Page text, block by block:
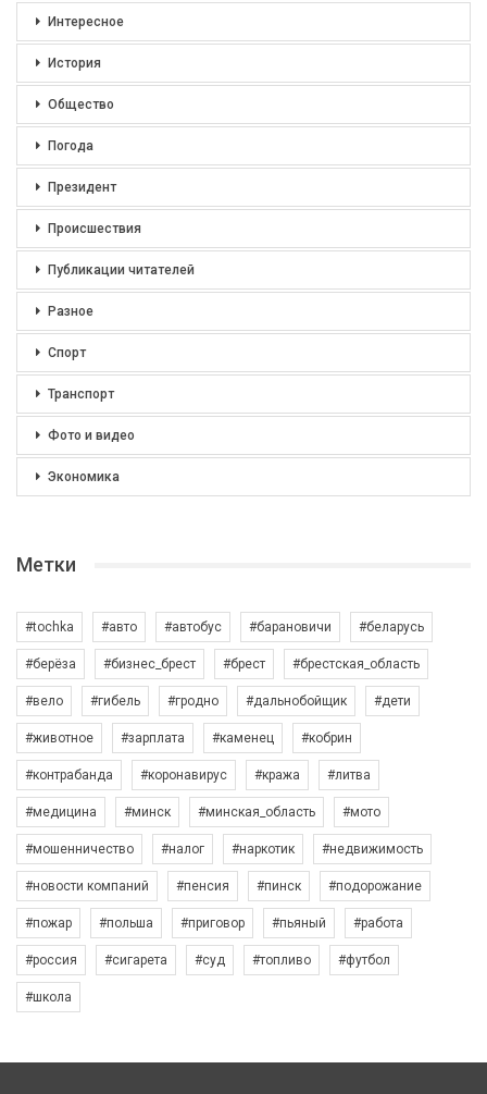
Интересное
История
Общество
Погода
Президент
Происшествия
Публикации читателей
Разное
Спорт
Транспорт
Фото и видео
Экономика
Метки
#tochka #авто #автобус #барановичи #беларусь
#берёза #бизнес_брест #брест #брестская_область
#вело #гибель #гродно #дальнобойщик #дети
#животное #зарплата #каменец #кобрин
#контрабанда #коронавирус #кража #литва
#медицина #минск #минская_область #мото
#мошенничество #налог #наркотик #недвижимость
#новости компаний #пенсия #пинск #подорожание
#пожар #польша #приговор #пьяный #работа
#россия #сигарета #суд #топливо #футбол
#школа